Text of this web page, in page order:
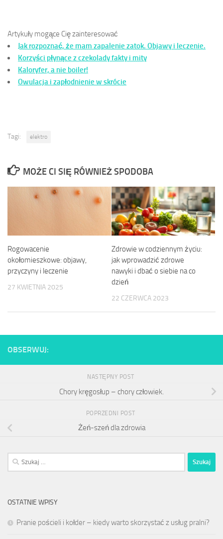
Artykuły mogące Cię zainteresować
Jak rozpoznać, że mam zapalenie zatok. Objawy i leczenie.
Korzyści płynące z czekolady fakty i mity
Kaloryfer, a nie boiler!
Owulacja i zapłodnienie w skrócie
Tagi: elektro
MOŻE CI SIĘ RÓWNIEŻ SPODOBA
Rogowacenie
okołomieszkowe: objawy,
przyczyny i leczenie
27 KWIETNIA 2025
Zdrowie w codziennym życiu:
jak wprowadzić zdrowe
nawyki i dbać o siebie na co
dzień
22 CZERWCA 2023
OBSERWUJ:
NASTĘPNY POST
Chory kręgosłup – chory człowiek.
POPRZEDNI POST
Żeń-szeń dla zdrowia
Szukaj:
OSTATNIE WPISY
Pranie pościeli i kołder – kiedy warto skorzystać z usług pralni?